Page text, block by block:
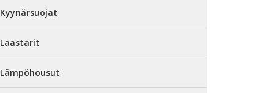
Kyynärsuojat
Laastarit
Lämpöhousut